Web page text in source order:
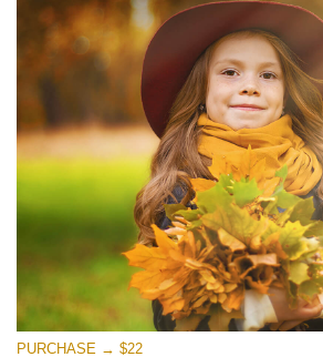
(1783 Overlays)
Large 6000*4000px
Download Grátis
PURCHASE → $22